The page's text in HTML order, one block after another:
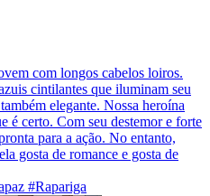
com longos cabelos loiros.
cintilantes que iluminam seu
elegante. Nossa heroína
é certo. Com seu destemor e forte
para a ação. No entanto,
gosta de romance e gosta de
#Rapariga